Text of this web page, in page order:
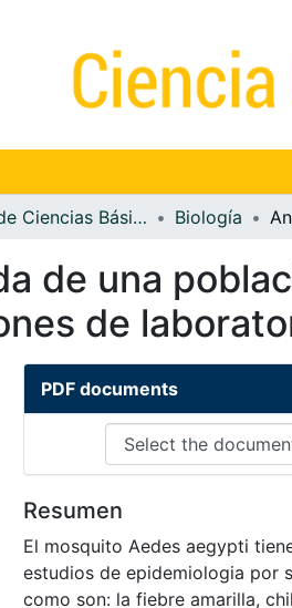
Escuela de Ciencias Básicas y Aplicadas Biología
de una
de
PDF documents
Resumen
El mosquito Aedes aegypti
estudios de epidemiologia por
como son: la fiebre amarilla,